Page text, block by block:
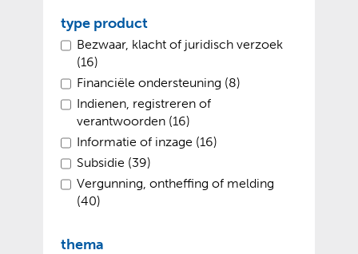
type product
Bezwaar, klacht of juridisch verzoek
(16)
Financiële ondersteuning (8)
Indienen, registreren of
verantwoorden (16)
Informatie of inzage (16)
Subsidie (39)
Vergunning, ontheffing of melding
(40)
thema